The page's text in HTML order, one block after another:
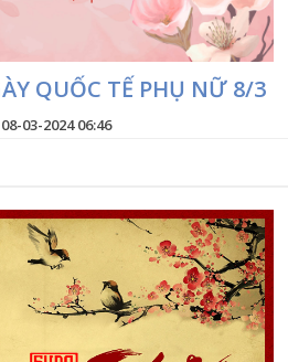
QUỐC TẾ PHỤ NỮ 8/3
08-03-2024 06:46